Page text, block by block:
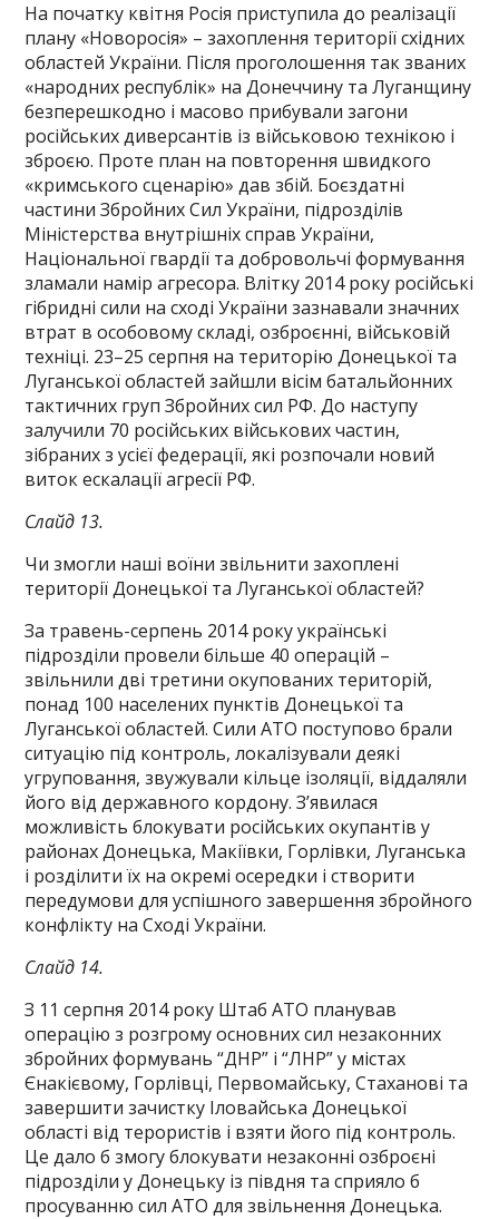
На початку квітня Росія приступила до реалізації
плану «Новоросія» – захоплення території східних
областей України. Після проголошення так званих
«народних республік» на Донеччину та Луганщину
безперешкодно і масово прибували загони
російських диверсантів із військовою технікою і
зброєю. Проте план на повторення швидкого
«кримського сценарію» дав збій. Боєздатні
частини Збройних Сил України, підрозділів
Міністерства внутрішніх справ України,
Національної гвардії та добровольчі формування
зламали намір агресора. Влітку 2014 року російські
гібридні сили на сході України зазнавали значних
втрат в особовому складі, озброєнні, військовій
техніці. 23–25 серпня на територію Донецької та
Луганської областей зайшли вісім батальйонних
тактичних груп Збройних сил РФ. До наступу
залучили 70 російських військових частин,
зібраних з усієї федерації, які розпочали новий
виток ескалації агресії РФ.
Слайд 13.
Чи змогли наші воїни звільнити захоплені
території Донецької та Луганської областей?
За травень-серпень 2014 року українські
підрозділи провели більше 40 операцій –
звільнили дві третини окупованих територій,
понад 100 населених пунктів Донецької та
Луганської областей. Сили АТО поступово брали
ситуацію під контроль, локалізували деякі
угруповання, звужували кільце ізоляції, віддаляли
його від державного кордону. З’явилася
можливість блокувати російських окупантів у
районах Донецька, Макіївки, Горлівки, Луганська
і розділити їх на окремі осередки і створити
передумови для успішного завершення збройного
конфлікту на Сході України.
Слайд 14.
З 11 серпня 2014 року Штаб АТО планував
операцію з розгрому основних сил незаконних
збройних формувань “ДНР” і “ЛНР” у містах
Єнакієвому, Горлівці, Первомайську, Стаханові та
завершити зачистку Іловайська Донецької
області від терористів і взяти його під контроль.
Це дало б змогу блокувати незаконні озброєні
підрозділи у Донецьку із півдня та сприяло б
просуванню сил АТО для звільнення Донецька.